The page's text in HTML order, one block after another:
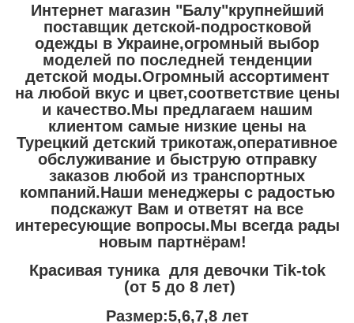
Интернет магазин "Балу"крупнейший
поставщик детской-подростковой
одежды в Украине,огромный выбор
моделей по последней тенденции
детской моды.Огромный ассортимент
на любой вкус и цвет,соответствие цены
и качество.Мы предлагаем нашим
клиентом самые низкие цены на
Турецкий детский трикотаж,оперативное
обслуживание и быструю отправку
заказов любой из транспортных
компаний.Наши менеджеры с радостью
подскажут Вам и ответят на все
интересующие вопросы.Мы всегда рады
новым партнёрам!
Красивая туника для девочки Tik-tok
(от 5 до 8 лет)
Размер:5,6,7,8 лет